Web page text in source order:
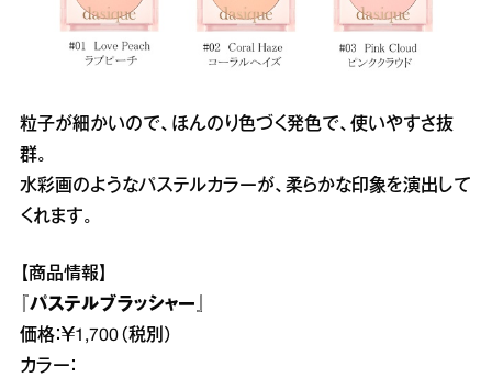
粒子が細かいので、ほんのり色づく発色で、使いやすさ抜
群。
水彩画のようなパステルカラーが、柔らかな印象を演出して
くれます。
【商品情報】
『パステルブラッシャー』
価格：￥1,700（税別）
カラー：